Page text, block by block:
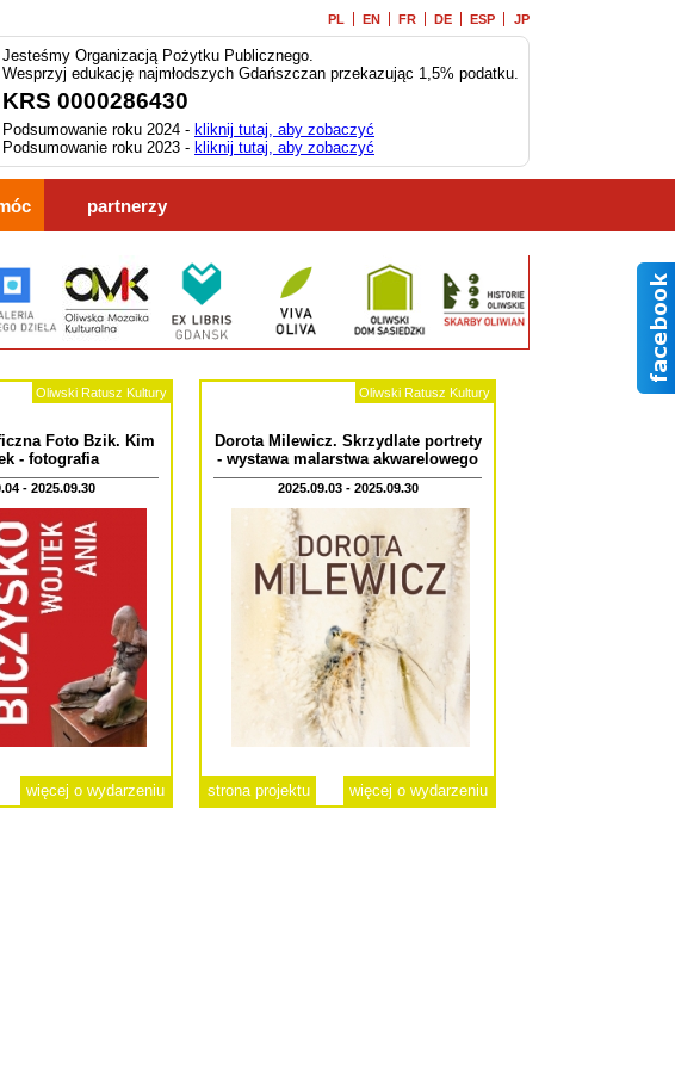
PL EN FR DE ESP JP
Jesteśmy Organizacją Pożytku Publicznego.
Wesprzyj edukację najmłodszych Gdańszczan przekazując 1,5% podatku.
KRS 0000286430
Podsumowanie roku 2024 - kliknij tutaj, aby zobaczyć
Podsumowanie roku 2023 - kliknij tutaj, aby zobaczyć
partnerzy
Oliwski Ratusz Kultury
Foto Bzik. Kim
- fotografia
- 2025.09.30
więcej o wydarzeniu
Oliwski Ratusz Kultury
Dorota Milewicz. Skrzydlate portrety
- wystawa malarstwa akwarelowego
2025.09.03 - 2025.09.30
strona projektu więcej o wydarzeniu